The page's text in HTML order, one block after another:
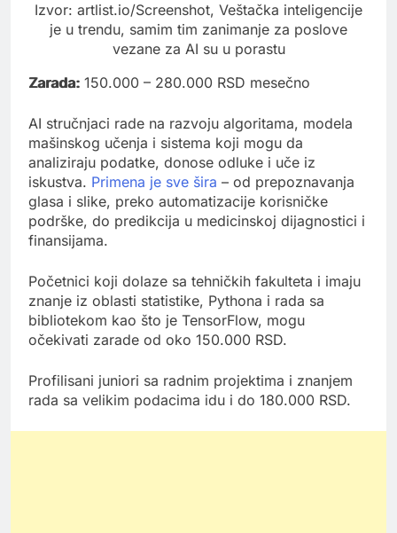
Izvor: artlist.io/Screenshot, Veštačka inteligencije
je u trendu, samim tim zanimanje za poslove
vezane za AI su u porastu
Zarada: 150.000 – 280.000 RSD mesečno
AI stručnjaci rade na razvoju algoritama, modela
mašinskog učenja i sistema koji mogu da
analiziraju podatke, donose odluke i uče iz
iskustva. Primena je sve šira – od prepoznavanja
glasa i slike, preko automatizacije korisničke
podrške, do predikcija u medicinskoj dijagnostici i
finansijama.
Početnici koji dolaze sa tehničkih fakulteta i imaju
znanje iz oblasti statistike, Pythona i rada sa
bibliotekom kao što je TensorFlow, mogu
očekivati zarade od oko 150.000 RSD.
Profilisani juniori sa radnim projektima i znanjem
rada sa velikim podacima idu i do 180.000 RSD.